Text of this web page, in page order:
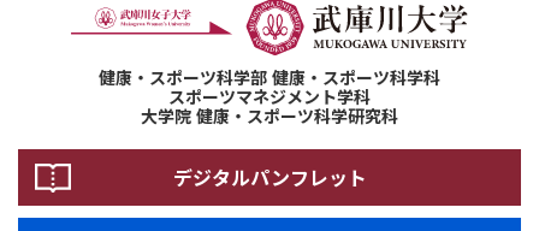
健康・スポーツ科学部 健康・スポーツ科学科
スポーツマネジメント学科
大学院 健康・スポーツ科学研究科
デジタルパンフレット